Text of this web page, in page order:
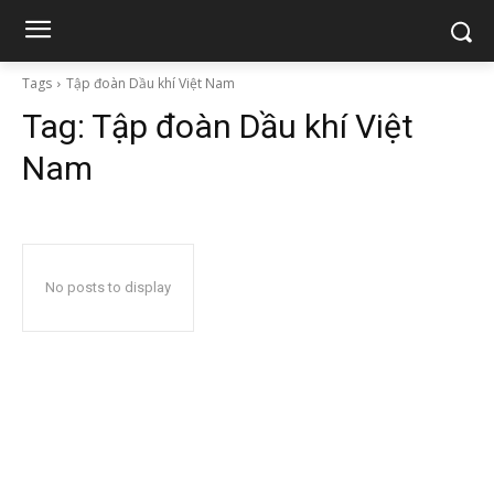
Tags Tập đoàn Dầu khí Việt Nam
Tag: Tập đoàn Dầu khí Việt
Nam
No posts to display